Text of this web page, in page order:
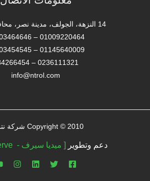
14 النزهة، الجولف، مدينة نصر، محافظة القاهرة‬
01009220464 – 01203464646
01145640009 – 01203454545
0236111321 – 034266454
info@ntrol.com
Copyright © 2010 شركة نترول
دعم وتطوير [ ميديا سيرف - media serve ]